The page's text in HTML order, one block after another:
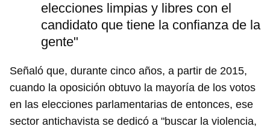
elecciones limpias y libres con el
candidato que tiene la confianza de la
gente"
Señaló que, durante cinco años, a partir de 2015,
cuando la oposición obtuvo la mayoría de los votos
en las elecciones parlamentarias de entonces, ese
sector antichavista se dedicó a "buscar la violencia,